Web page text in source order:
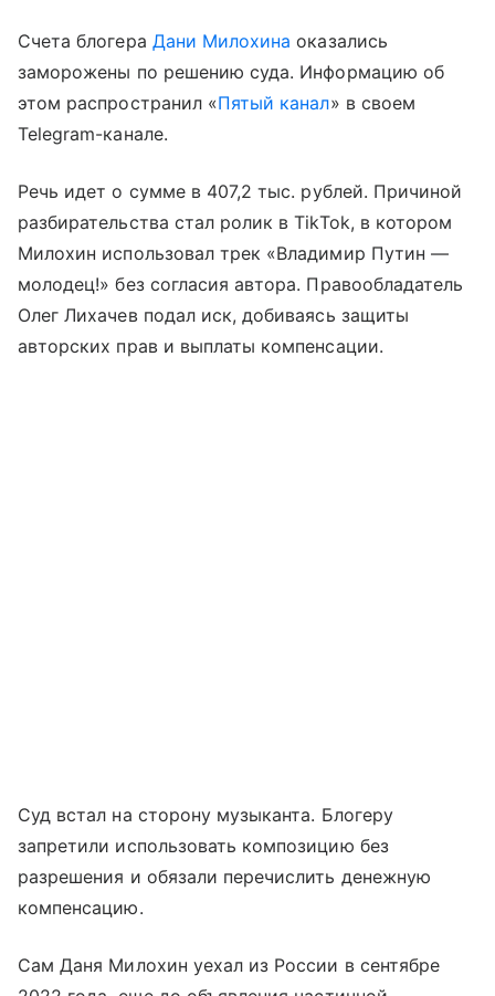
Счета блогера Дани Милохина оказались
заморожены по решению суда. Информацию об
этом распространил «Пятый канал» в своем
Telegram-канале.
Речь идет о сумме в 407,2 тыс. рублей. Причиной
разбирательства стал ролик в TikTok, в котором
Милохин использовал трек «Владимир Путин —
молодец!» без согласия автора. Правообладатель
Олег Лихачев подал иск, добиваясь защиты
авторских прав и выплаты компенсации.
Суд встал на сторону музыканта. Блогеру
запретили использовать композицию без
разрешения и обязали перечислить денежную
компенсацию.
Сам Даня Милохин уехал из России в сентябре